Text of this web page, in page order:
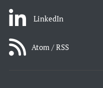
LinkedIn
Atom / RSS